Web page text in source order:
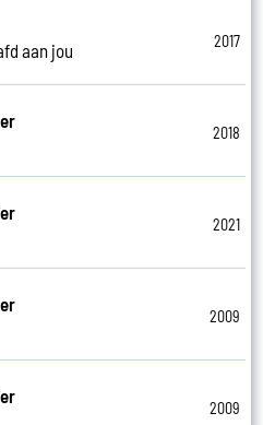
aan jou
2017
2018
2021
2009
2009